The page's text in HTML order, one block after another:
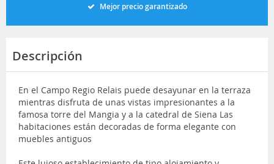
Mejor precio garantizado
Descripción
En el Campo Regio Relais puede desayunar en la terraza
mientras disfruta de unas vistas impresionantes a la
famosa torre del Mangia y a la catedral de Siena Las
habitaciones están decoradas de forma elegante con
muebles antiguos